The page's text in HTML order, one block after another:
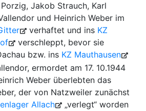
Jakob Strauch, Karl
und Heinrich Weber im
verhaftet und ins KZ
verschleppt, bevor sie
bzw. ins KZ Mauthausen
ermordet am 17. 10.1944
Weber überlebten das
der von Natzweiler zunächst
Allach
„verlegt“ worden